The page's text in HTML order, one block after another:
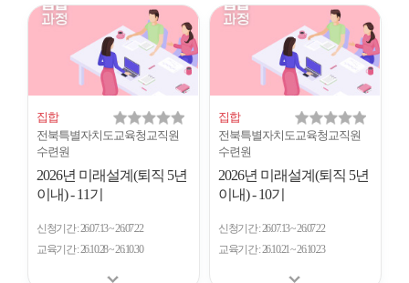
집합
전북특별자치도교육청교직원
수련원
2026년 미래설계(퇴직 5년
이내) - 11기
신청기간 26.07.13 ~ 26.07.22
교육기간 26.10.28 ~ 26.10.30
집합
전북특별자치도교육청교직원
수련원
2026년 미래설계(퇴직 5년
이내) - 10기
신청기간 26.07.13 ~ 26.07.22
교육기간 26.10.21 ~ 26.10.23